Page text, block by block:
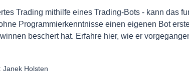
Trading mithilfe eines Trading-Bots - kann das
Programmierkenntnisse einen eigenen Bot
beschert hat. Erfahre hier, wie er
Janek Holsten